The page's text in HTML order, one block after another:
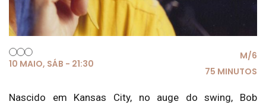
10 MAIO, SÁB - 21:30
M/6
75 MINUTOS
Nascido em Kansas City, no auge do swing, Bob